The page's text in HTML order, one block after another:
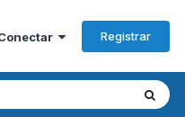
Registrar